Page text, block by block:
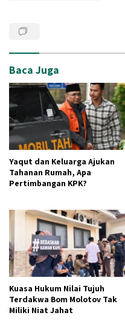
Baca Juga
Yaqut dan Keluarga Ajukan
Tahanan Rumah, Apa
Pertimbangan KPK?
Kuasa Hukum Nilai Tujuh
Terdakwa Bom Molotov Tak
Miliki Niat Jahat